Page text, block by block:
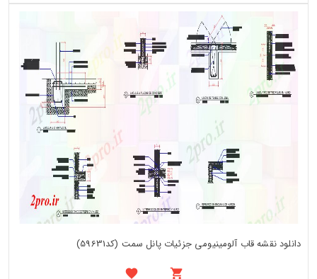
دانلود نقشه قاب آلومینیومی جزئیات پانل سمت (کد59631)